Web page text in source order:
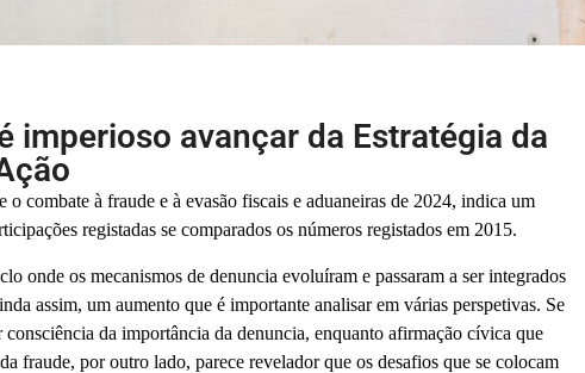
imperioso avançar da Estratégia da
o combate à fraude e à evasão fiscais e aduaneiras de 2024, indica um
registadas se comparados os números registados em 2015.
onde os mecanismos de denuncia evoluíram e passaram a ser integrados
assim, um aumento que é importante analisar em várias perspetivas. Se
da importância da denuncia, enquanto afirmação cívica que
fraude, por outro lado, parece revelador que os desafios que se colocam